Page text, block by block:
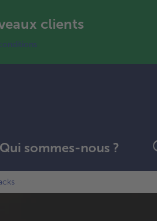
clients
Qui sommes-nous ?